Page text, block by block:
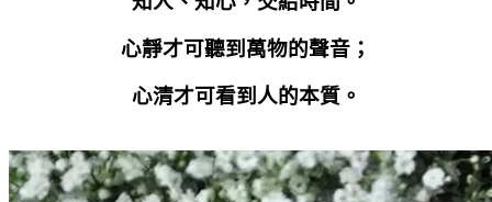
心靜才可聽到萬物的聲音；
心清才可看到人的本質。